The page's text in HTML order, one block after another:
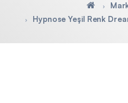
Hypnose Yeşil Renk